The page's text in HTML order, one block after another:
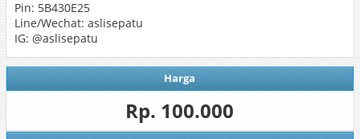
Pin: 5B430E25
Line/Wechat: aslisepatu
IG: @aslisepatu
Harga
Rp. 100.000